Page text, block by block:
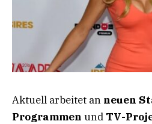
Aktuell arbeitet an neuen
Programmen und TV-